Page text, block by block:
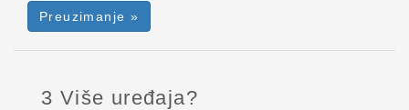
Preuzimanje »
3 Više uređaja?